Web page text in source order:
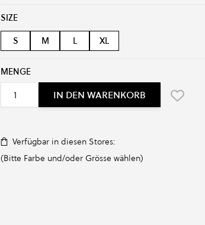
SIZE
S
M L XL
MENGE
IN DEN WARENKORB
Verfügbar in diesen Stores:
(Bitte Farbe und/oder Grösse wählen)